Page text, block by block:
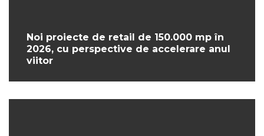
Noi proiecte de retail de 150.000 mp în
2026, cu perspective de accelerare anul
viitor